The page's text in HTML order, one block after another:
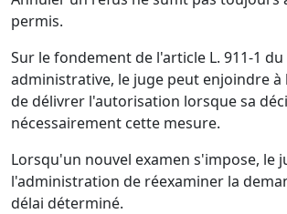
permis.
Sur le fondement de l'article L. 911-1
administrative, le juge peut enjoindre
de délivrer l'autorisation lorsque sa
nécessairement cette mesure.
Lorsqu'un nouvel examen s'impose, le
l'administration de réexaminer la
délai déterminé.